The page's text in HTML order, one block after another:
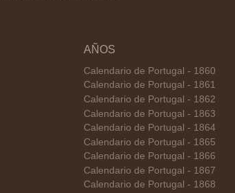
AÑOS
Calendario de Portugal - 1860
Calendario de Portugal - 1861
Calendario de Portugal - 1862
Calendario de Portugal - 1863
Calendario de Portugal - 1864
Calendario de Portugal - 1865
Calendario de Portugal - 1866
Calendario de Portugal - 1867
Calendario de Portugal - 1868